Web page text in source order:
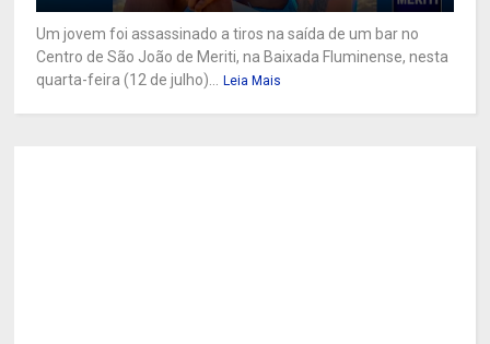
Um jovem foi assassinado a tiros na saída de um bar no
Centro de São João de Meriti, na Baixada Fluminense, nesta
quarta-feira (12 de julho)... Leia Mais